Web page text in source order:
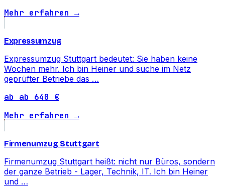
Mehr erfahren →
Expressumzug
Expressumzug Stuttgart bedeutet: Sie haben keine
Wochen mehr. Ich bin Heiner und suche im Netz
geprüfter Betriebe das …
ab ab 640 €
Mehr erfahren →
Firmenumzug Stuttgart
Firmenumzug Stuttgart heißt: nicht nur Büros, sondern
der ganze Betrieb - Lager, Technik, IT. Ich bin Heiner
und …